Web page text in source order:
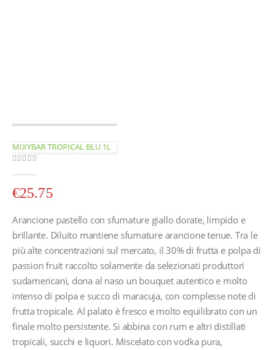
MIXYBAR TROPICAL BLU 1L
€25.75
Arancione pastello con sfumature giallo dorate, limpido e
brillante. Diluito mantiene sfumature arancione tenue. Tra le
più alte concentrazioni sul mercato, il 30% di frutta e polpa di
passion fruit raccolto solamente da selezionati produttori
sudamericani, dona al naso un bouquet autentico e molto
intenso di polpa e succo di maracuja, con complesse note di
frutta tropicale. Al palato è fresco e molto equilibrato con un
finale molto persistente. Si abbina con rum e altri distillati
tropicali, succhi e liquori. Miscelato con vodka pura,